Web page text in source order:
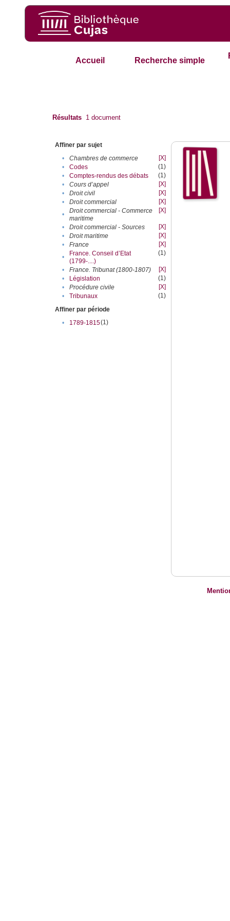
Accueil Recherche simple
Résultats 1 document
Affiner par sujet
•
Chambres de commerce
[X]
•
Codes
(1)
•
Comptes-rendus des débats
(1)
•
Cours d’appel
[X]
•
Droit civil
[X]
•
Droit commercial
[X]
•
Droit commercial - Commerce
maritime
[X]
• Droit commercial - Sources
[X]
•
Droit maritime
[X]
•
France
[X]
•
France. Conseil d’Etat
(1799-....)
(1)
• France. Tribunat (1800-1807)
[X]
•
Législation
(1)
•
Procédure civile
[X]
•
Tribunaux
(1)
Affiner par période
•
1789-1815(1)